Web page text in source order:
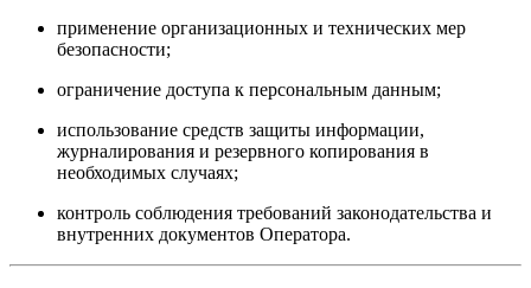
применение организационных и технических мер
безопасности;
ограничение доступа к персональным данным;
использование средств защиты информации,
журналирования и резервного копирования в
необходимых случаях;
контроль соблюдения требований законодательства и
внутренних документов Оператора.